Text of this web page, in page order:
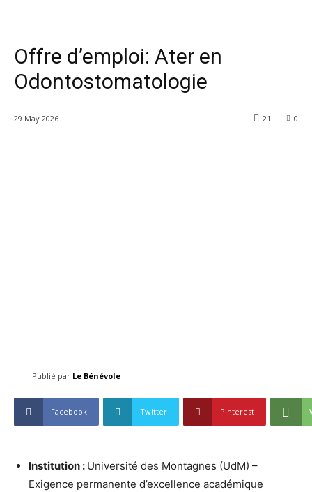
Offre d’emploi: Ater en
Odontostomatologie
29 May 2026 0
21
Publié par Le Bénévole
Facebook Twitter Pinterest
Institution : Université des Montagnes (UdM) –
Exigence permanente d’excellence académique